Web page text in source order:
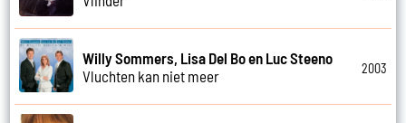
Willy Sommers, Lisa Del Bo en Luc Steeno
Vluchten kan niet meer
2003